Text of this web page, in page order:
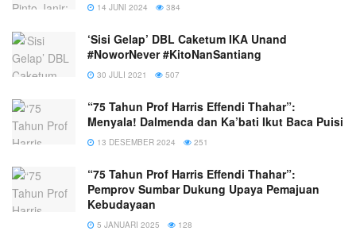
14 JUNI 2024 384
‘Sisi Gelap’ DBL Caketum IKA Unand
#NoworNever #KitoNanSantiang
30 JULI 2021 507
“75 Tahun Prof Harris Effendi Thahar”:
Menyala! Dalmenda dan Ka’bati Ikut Baca Puisi
13 DESEMBER 2024 251
“75 Tahun Prof Harris Effendi Thahar”:
Pemprov Sumbar Dukung Upaya Pemajuan
Kebudayaan
5 JANUARI 2025 128